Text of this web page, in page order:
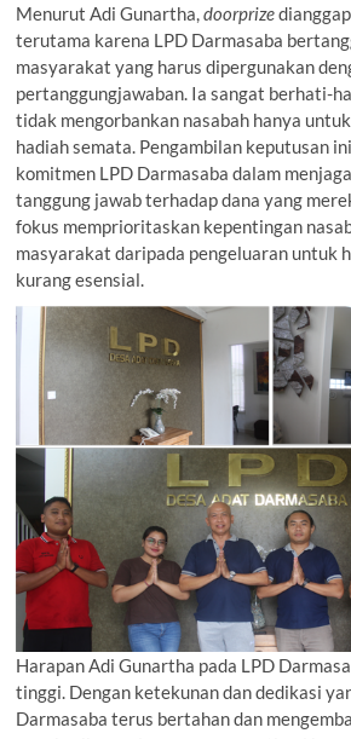
Menurut Adi Gunartha,doorprize
terutama karena LPD Darmasaba
masyarakat yang harus dipergunakan
pertanggungjawaban. Ia sangat berhati-
tidak mengorbankan nasabah hanya
hadiah semata. Pengambilan keputusan
komitmen LPD Darmasaba dalam
tanggung jawab terhadap dana yang
fokus memprioritaskan kepentingan
masyarakat daripada pengeluaran untuk
kurang esensial.
Harapan Adi Gunartha pada LPD
tinggi. Dengan ketekunan dan dedikasi
Darmasaba terus bertahan dan